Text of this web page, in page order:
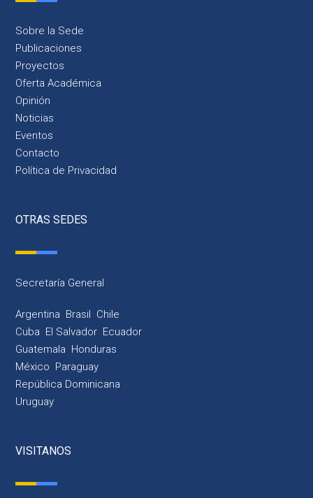
Sobre la Sede
Publicaciones
Proyectos
Oferta Académica
Opinión
Noticias
Eventos
Contacto
Política de Privacidad
OTRAS SEDES
Secretaría General
Argentina Brasil
Chile
Cuba El Salvador Ecuador
Guatemala Honduras
México Paraguay
República Dominicana
Uruguay
VISITANOS